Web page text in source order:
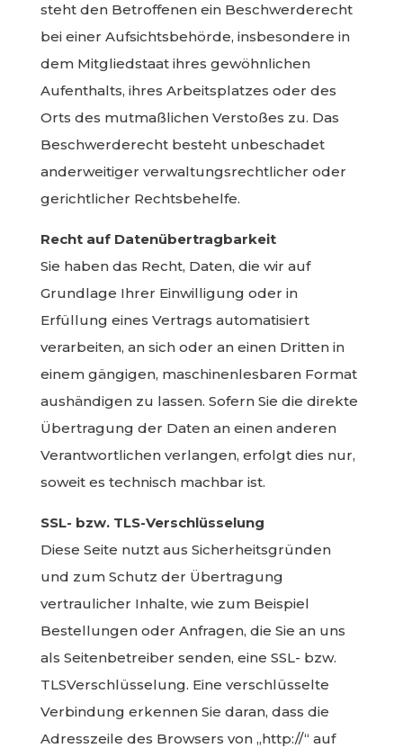
steht den Betroffenen ein Beschwerderecht
bei einer Aufsichtsbehörde, insbesondere in
dem Mitgliedstaat ihres gewöhnlichen
Aufenthalts, ihres Arbeitsplatzes oder des
Orts des mutmaßlichen Verstoßes zu. Das
Beschwerderecht besteht unbeschadet
anderweitiger verwaltungsrechtlicher oder
gerichtlicher Rechtsbehelfe.
Recht auf Datenübertragbarkeit
Sie haben das Recht, Daten, die wir auf
Grundlage Ihrer Einwilligung oder in
Erfüllung eines Vertrags automatisiert
verarbeiten, an sich oder an einen Dritten in
einem gängigen, maschinenlesbaren Format
aushändigen zu lassen. Sofern Sie die direkte
Übertragung der Daten an einen anderen
Verantwortlichen verlangen, erfolgt dies nur,
soweit es technisch machbar ist.
SSL- bzw. TLS-Verschlüsselung
Diese Seite nutzt aus Sicherheitsgründen
und zum Schutz der Übertragung
vertraulicher Inhalte, wie zum Beispiel
Bestellungen oder Anfragen, die Sie an uns
als Seitenbetreiber senden, eine SSL- bzw.
TLSVerschlüsselung. Eine verschlüsselte
Verbindung erkennen Sie daran, dass die
Adresszeile des Browsers von „http://“ auf